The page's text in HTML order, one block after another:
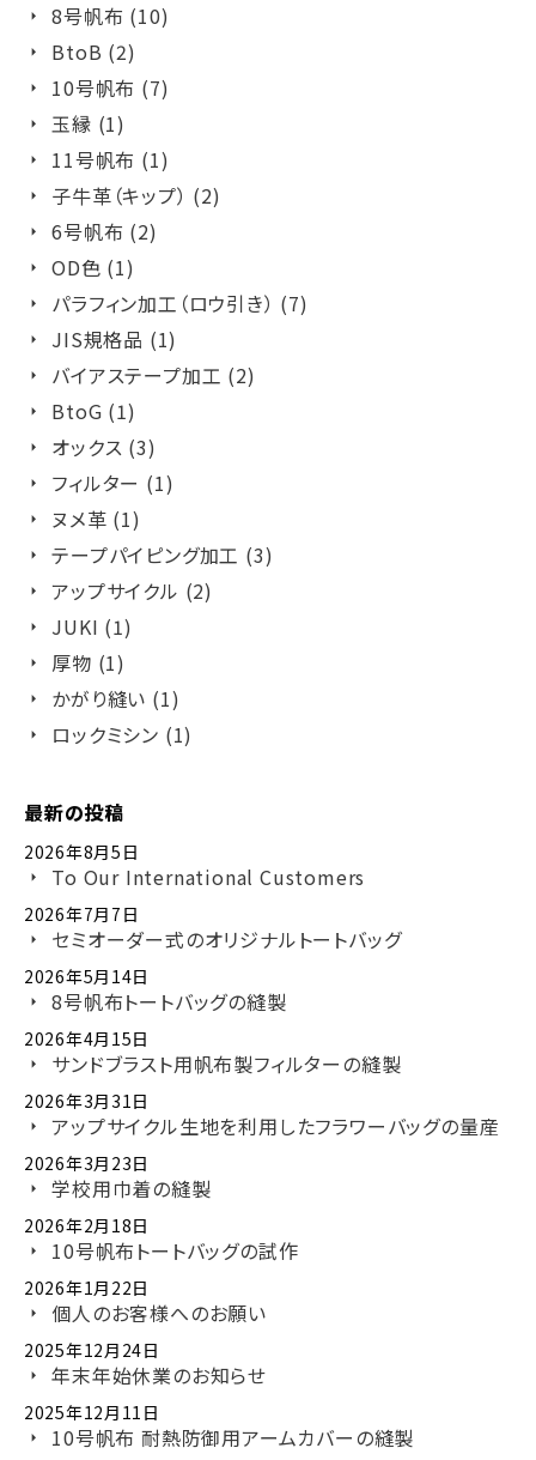
8号帆布 (10)
BtoB (2)
10号帆布 (7)
玉縁 (1)
11号帆布 (1)
子牛革（キップ） (2)
6号帆布 (2)
OD色 (1)
パラフィン加工（ロウ引き） (7)
JIS規格品 (1)
バイアステープ加工 (2)
BtoG (1)
オックス (3)
フィルター (1)
ヌメ革 (1)
テープパイピング加工 (3)
アップサイクル (2)
JUKI (1)
厚物 (1)
かがり縫い (1)
ロックミシン (1)
最新の投稿
2026年8月5日
To Our International Customers
2026年7月7日
セミオーダー式のオリジナルトートバッグ
2026年5月14日
8号帆布トートバッグの縫製
2026年4月15日
サンドブラスト用帆布製フィルターの縫製
2026年3月31日
アップサイクル生地を利用したフラワーバッグの量産
2026年3月23日
学校用巾着の縫製
2026年2月18日
10号帆布トートバッグの試作
2026年1月22日
個人のお客様へのお願い
2025年12月24日
年末年始休業のお知らせ
2025年12月11日
10号帆布 耐熱防御用アームカバーの縫製